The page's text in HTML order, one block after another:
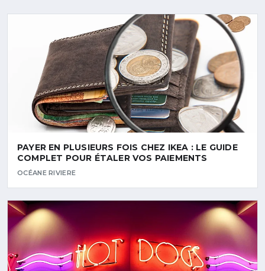
PAYER EN PLUSIEURS FOIS CHEZ IKEA : LE GUIDE
COMPLET POUR ÉTALER VOS PAIEMENTS
OCÉANE RIVIERE